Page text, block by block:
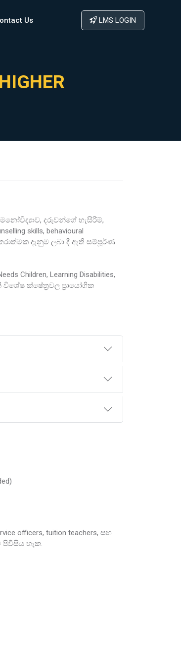
Us LMS LOGIN
මනෝවිද්‍යාව, දරුවන්ගේ හැසිරීම්,
skills, behavioural
දැනුම ලබා දී ඇති සම්පූර්ණ
Children, Learning Disabilities,
විශේෂ ක්ෂේත්‍රවල ප්‍රායෝගික
officers, tuition teachers, සහ
පිවිසිය හැක.